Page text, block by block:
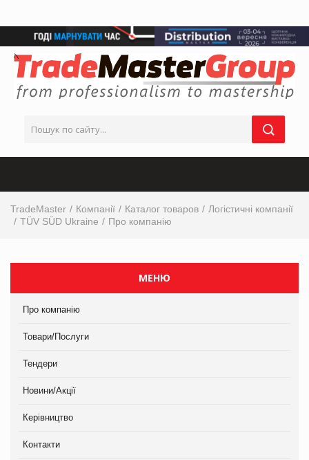
TradeMaster Компанії Каталог товаров
Логістичні компанії
TÜV SÜD Ukraine
Про компанію
МЕНЮ
Про компанію
Товари/Послуги
Тендери
Новини/Акції
Керівництво
Контакти